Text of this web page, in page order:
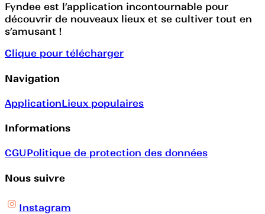
Fyndee est l’application incontournable pour
découvrir de nouveaux lieux et se cultiver tout en
s’amusant !
Clique pour télécharger
Navigation
ApplicationLieux populaires
Informations
CGUPolitique de protection des données
Nous suivre
Instagram